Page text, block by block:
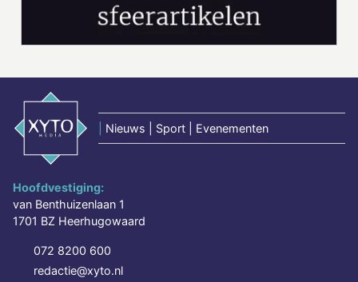
Nieuws | Sport | Evenementen
Hoofdvestiging:
van Benthuizenlaan 1
1701 BZ Heerhugowaard
072 8200 600
redactie@xyto.nl